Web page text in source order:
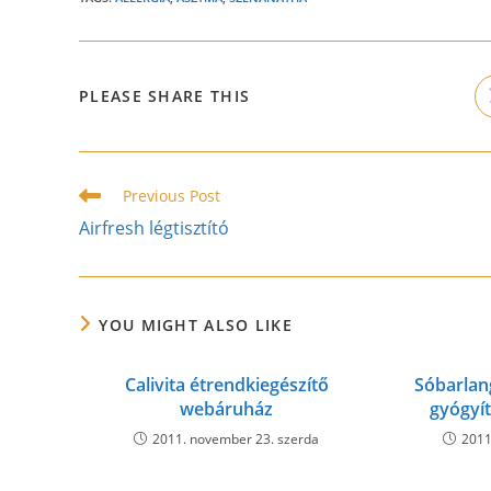
PLEASE SHARE THIS
Read
more
articles
Previous Post
Airfresh légtisztító
YOU MIGHT ALSO LIKE
Calivita étrendkiegészítő
webáruház
2011. november 23. szerda